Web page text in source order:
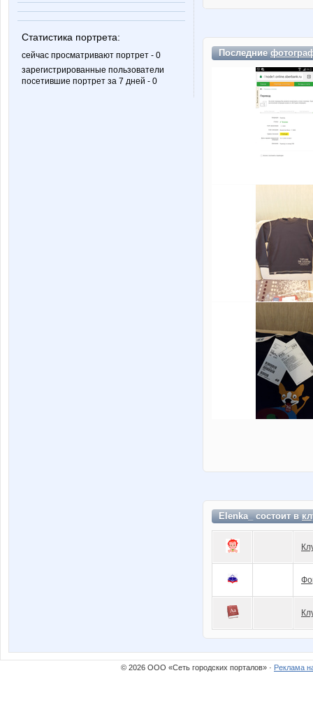
Статистика портрета:
сейчас просматривают портрет - 0
зарегистрированные пользователи
посетившие портрет за 7 дней - 0
Последние
Elenka_ состоит в
© 2026 ООО «Сеть городских порталов» · Реклама